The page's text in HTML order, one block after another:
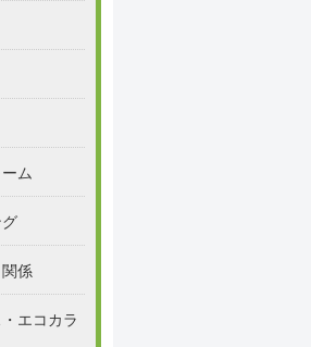
ム
係
エコカラ